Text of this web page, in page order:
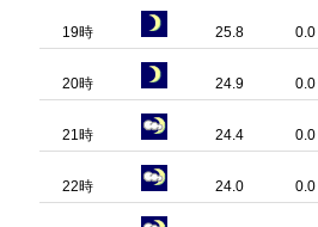
19時 25.8 0.0
20時 24.9 0.0
21時 24.4 0.0
22時 24.0 0.0